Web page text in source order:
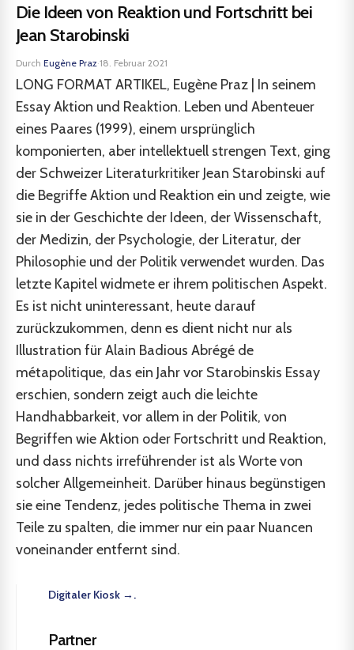
Die Ideen von Reaktion und Fortschritt bei
Jean Starobinski
Durch Eugène Praz·18. Februar 2021
LONG FORMAT ARTIKEL, Eugène Praz | In seinem
Essay Aktion und Reaktion. Leben und Abenteuer
eines Paares (1999), einem ursprünglich
komponierten, aber intellektuell strengen Text, ging
der Schweizer Literaturkritiker Jean Starobinski auf
die Begriffe Aktion und Reaktion ein und zeigte, wie
sie in der Geschichte der Ideen, der Wissenschaft,
der Medizin, der Psychologie, der Literatur, der
Philosophie und der Politik verwendet wurden. Das
letzte Kapitel widmete er ihrem politischen Aspekt.
Es ist nicht uninteressant, heute darauf
zurückzukommen, denn es dient nicht nur als
Illustration für Alain Badious Abrégé de
métapolitique, das ein Jahr vor Starobinskis Essay
erschien, sondern zeigt auch die leichte
Handhabbarkeit, vor allem in der Politik, von
Begriffen wie Aktion oder Fortschritt und Reaktion,
und dass nichts irreführender ist als Worte von
solcher Allgemeinheit. Darüber hinaus begünstigen
sie eine Tendenz, jedes politische Thema in zwei
Teile zu spalten, die immer nur ein paar Nuancen
voneinander entfernt sind.
Digitaler Kiosk →.
Partner